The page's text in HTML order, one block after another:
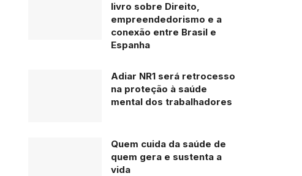
livro sobre Direito,
empreendedorismo e a
conexão entre Brasil e
Espanha
Adiar NR1 será retrocesso
na proteção à saúde
mental dos trabalhadores
Quem cuida da saúde de
quem gera e sustenta a
vida